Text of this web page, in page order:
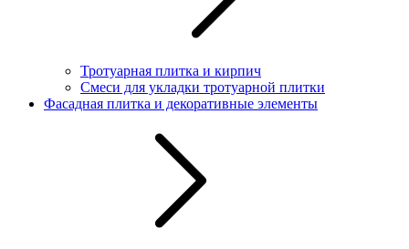
Тротуарная плитка и кирпич
Смеси для укладки тротуарной плитки
Фасадная плитка и декоративные элементы